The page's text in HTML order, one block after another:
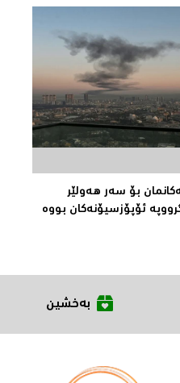
بۆ سەر هەولێر
ئۆپۆزسیۆنەکان بووە
بەخشین